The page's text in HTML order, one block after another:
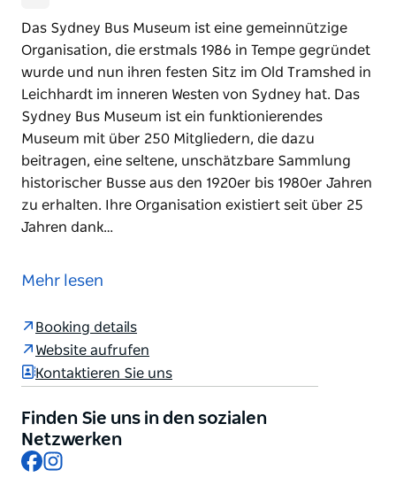
Das Sydney Bus Museum ist eine gemeinnützige
Organisation, die erstmals 1986 in Tempe gegründet
wurde und nun ihren festen Sitz im Old Tramshed in
Leichhardt im inneren Westen von Sydney hat. Das
Sydney Bus Museum ist ein funktionierendes
Museum mit über 250 Mitgliedern, die dazu
beitragen, eine seltene, unschätzbare Sammlung
historischer Busse aus den 1920er bis 1980er Jahren
zu erhalten. Ihre Organisation existiert seit über 25
Jahren dank…
Organisation, die erstmals 1986 in Tempe gegründet
Das Sydney Bus Museum ist ein funktionierendes
Museum mit über 250 Mitgliedern, die dazu
beitragen, eine seltene, unschätzbare Sammlung
historischer Busse aus den 1920er bis 1980er Jahren
zu erhalten.
Ihre Organisation existiert seit über 25 Jahren dank
Mehr lesen
Booking details
Website aufrufen
Kontaktieren Sie uns
Finden Sie uns in den sozialen
Netzwerken
Facebook